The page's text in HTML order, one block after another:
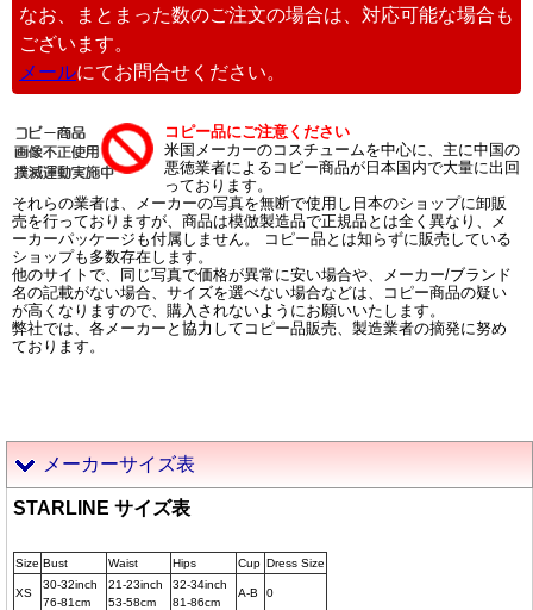
なお、まとまった数のご注文の場合は、対応可能な場合も
ございます。
メールにてお問合せください。
コピー品にご注意ください
米国メーカーのコスチュームを中心に、主に中国の
悪徳業者によるコピー商品が日本国内で大量に出回
っております。
それらの業者は、メーカーの写真を無断で使用し日本のショップに卸販
売を行っておりますが、商品は模倣製造品で正規品とは全く異なり、メ
ーカーパッケージも付属しません。 コピー品とは知らずに販売している
ショップも多数存在します。
他のサイトで、同じ写真で価格が異常に安い場合や、メーカー/ブランド
名の記載がない場合、サイズを選べない場合などは、コピー商品の疑い
が高くなりますので、購入されないようにお願いいたします。
弊社では、各メーカーと協力してコピー品販売、製造業者の摘発に努め
ております。
メーカーサイズ表
STARLINE サイズ表
Size Bust Waist Hips Cup Dress Size
XS
30-32inch
76-81cm
21-23inch
53-58cm
32-34inch
81-86cm
A-B 0